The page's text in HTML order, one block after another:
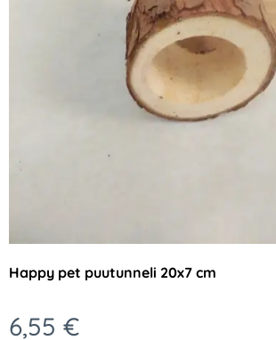
Happy pet puutunneli 20x7 cm
6,55 €